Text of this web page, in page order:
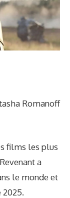
Romanoff
films les plus
a
le monde et